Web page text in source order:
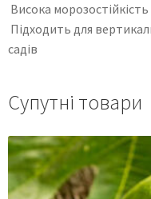
Висока морозостійкість
Підходить для
садів
Супутні товари